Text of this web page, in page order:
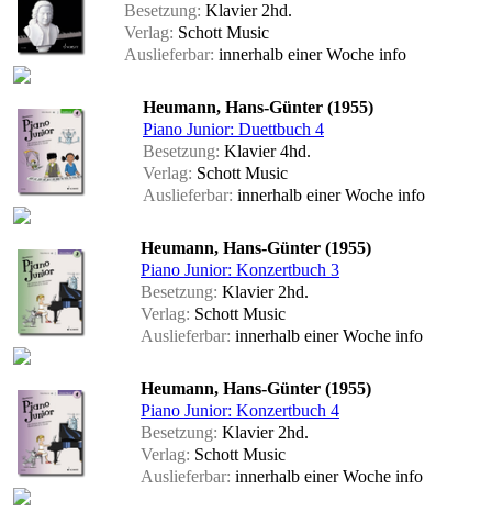
Besetzung: Klavier 2hd.
Verlag: Schott Music
Auslieferbar: innerhalb einer Woche info
Heumann, Hans-Günter (1955)
Piano Junior: Duettbuch 4
Besetzung: Klavier 4hd.
Verlag: Schott Music
Auslieferbar: innerhalb einer Woche info
Heumann, Hans-Günter (1955)
Piano Junior: Konzertbuch 3
Besetzung: Klavier 2hd.
Verlag: Schott Music
Auslieferbar: innerhalb einer Woche info
Heumann, Hans-Günter (1955)
Piano Junior: Konzertbuch 4
Besetzung: Klavier 2hd.
Verlag: Schott Music
Auslieferbar: innerhalb einer Woche info